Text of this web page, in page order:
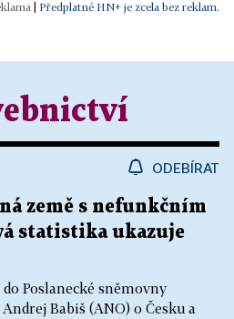
Předplatné HN+ je zcela bez reklam.
ODEBÍRAT
země s nefunkčním
statistika ukazuje
Poslanecké sněmovny
Babiš (ANO) o Česku a